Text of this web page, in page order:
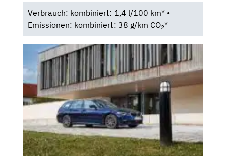
Verbrauch: kombiniert: 1,4 l/100 km* •
Emissionen: kombiniert: 38 g/km CO2*